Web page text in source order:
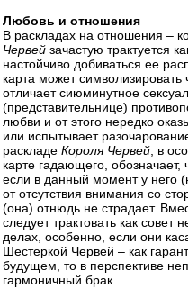
Любовь и отношения
В раскладах на отношения –
Червей зачастую трактуется
настойчиво добиваться ее
карта может символизировать
отличает сиюминутное
(представительнице)
любви и от этого нередко
или испытывает
раскладе Короля Червей , в
карте гадающего,
если в данный момент у него
от отсутствия внимания со
(она) отнюдь не страдает.
следует трактовать как совет
делах, особенно, если они
Шестеркой Червей – как
будущем, то в перспективе
гармоничный брак.